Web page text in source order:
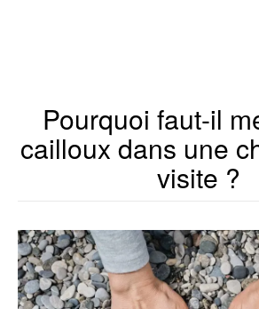
Pourquoi faut-il
cailloux dans une
visite ?